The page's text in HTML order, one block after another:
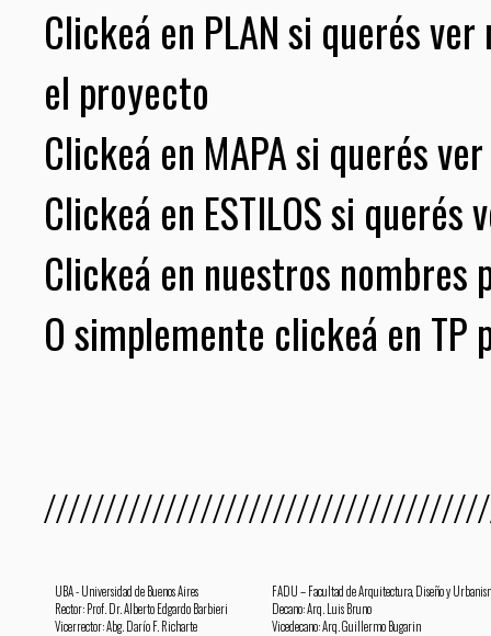
Clickeá en PLAN si querés
el proyecto
Clickeá en MAPA si querés
Clickeá en ESTILOS si
Clickeá en nuestros nombres
O simplemente clickeá en
UBA - Universidad de Buenos Aires
Rector: Prof. Dr. Alberto Edgardo Barbieri
Vicerrector: Abg. Darío F. Richarte
FADU – Facultad de Arquitectura, Diseño y
Decano: Arq. Luis Bruno
Vicedecano: Arq. Guillermo Bugarin